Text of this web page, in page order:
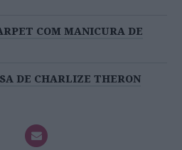
COM MANICURA DE
DE CHARLIZE THERON